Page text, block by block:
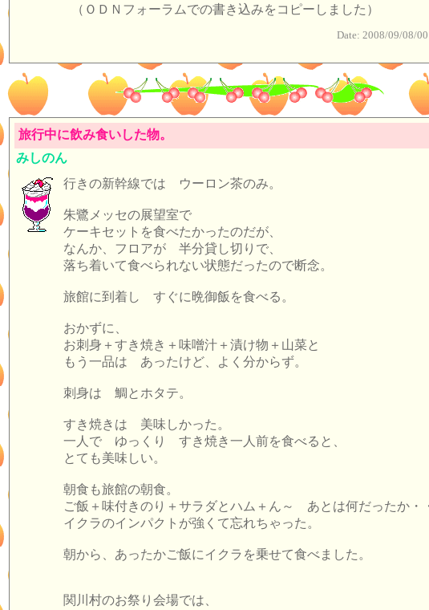
（ＯＤＮフォーラムでの書き込みをコピーしました）
Date: 2008/09/08/
旅行中に飲み食いした物。
みしのん
行きの新幹線では ウーロン茶のみ。
朱鷺メッセの展望室で
ケーキセットを食べたかったのだが、
なんか、フロアが 半分貸し切りで、
落ち着いて食べられない状態だったので断念。
旅館に到着し すぐに晩御飯を食べる。
おかずに、
お刺身＋すき焼き＋味噌汁＋漬け物＋山菜と
もう一品は あったけど、よく分からず。
刺身は 鯛とホタテ。
すき焼きは 美味しかった。
一人で ゆっくり すき焼き一人前を食べると、
とても美味しい。
朝食も旅館の朝食。
ご飯＋味付きのり＋サラダとハム＋ん～ あとは何だったか・
イクラのインパクトが強くて忘れちゃった。
朝から、あったかご飯にイクラを乗せて食べました。
関川村のお祭り会場では、